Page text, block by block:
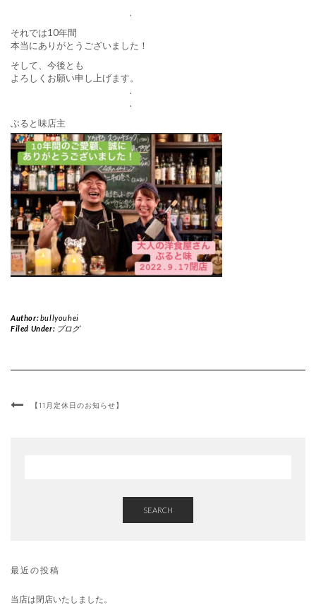
.
それでは10年間
本当にありがとうございました！
そして、今後とも
よろしくお願い申し上げます。
.
.
ぶると味店主
Author:bullyouhei
Filed Under: ブログ
【11月定休日のお知らせ】
SEARCH
最近の投稿
当店は閉店いたしました。